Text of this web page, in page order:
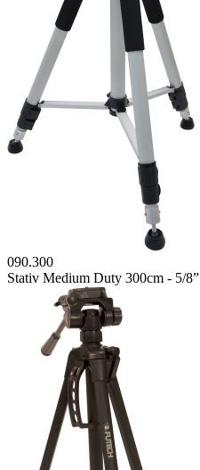
090.300
Stativ Medium Duty 300cm - 5/8”